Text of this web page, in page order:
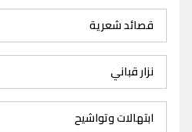
قصائد شعرية
نزار قباني
ابتهالات وتواشيح